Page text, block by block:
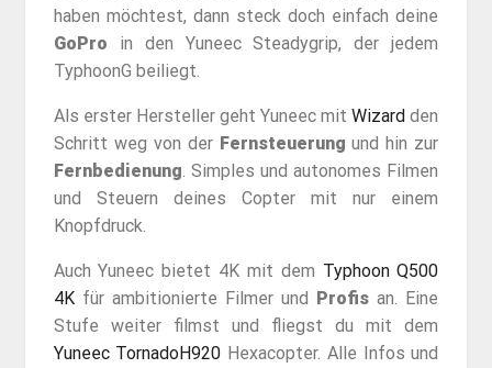
haben möchtest, dann steck doch einfach deine
GoPro in den Yuneec Steadygrip, der jedem
TyphoonG beiliegt.
Als erster Hersteller geht Yuneec mitWizard den
Schritt weg von der Fernsteuerung und hin zur
Fernbedienung . Simples und autonomes Filmen
und Steuern deines Copter mit nur einem
Knopfdruck.
Auch Yuneec bietet 4K mit dem Typhoon Q500
4Kfür ambitionierte Filmer und Profis an. Eine
Stufe weiter filmst und fliegst du mit dem
Yuneec TornadoH920 Hexacopter. Alle Infos und